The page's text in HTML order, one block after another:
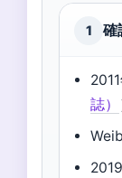
1 確
誌）